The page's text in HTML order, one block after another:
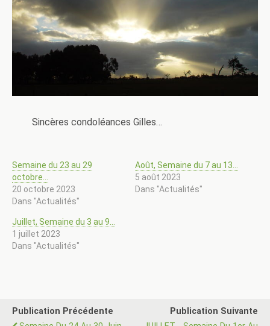
Sincères condoléances Gilles…
Semaine du 23 au 29
octobre…
20 octobre 2023
Dans "Actualités"
Août, Semaine du 7 au 13…
5 août 2023
Dans "Actualités"
Juillet, Semaine du 3 au 9…
1 juillet 2023
Dans "Actualités"
Publication Précédente
Publication Suivante